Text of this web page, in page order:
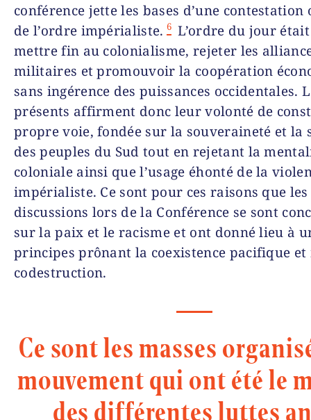
conférence jette les bases d’une contestation
de l’ordre impérialiste. 6 L’ordre du jour
mettre fin au colonialisme, rejeter les
militaires et promouvoir la coopération
sans ingérence des puissances occidentales.
présents affirment donc leur volonté de
propre voie, fondée sur la souveraineté et la
des peuples du Sud tout en rejetant la
coloniale ainsi que l’usage éhonté de la
impérialiste. Ce sont pour ces raisons que les
discussions lors de la Conférence se sont
sur la paix et le racisme et ont donné lieu à
principes prônant la coexistence pacifique et
codestruction.
Ce sont les masses
mouvement qui ont été le
des différentes luttes